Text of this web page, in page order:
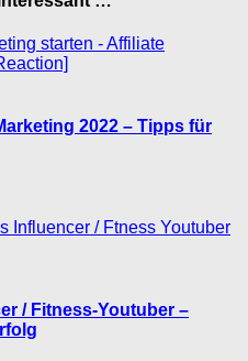
2022 – Tipps für
/ Fitness-Youtuber –